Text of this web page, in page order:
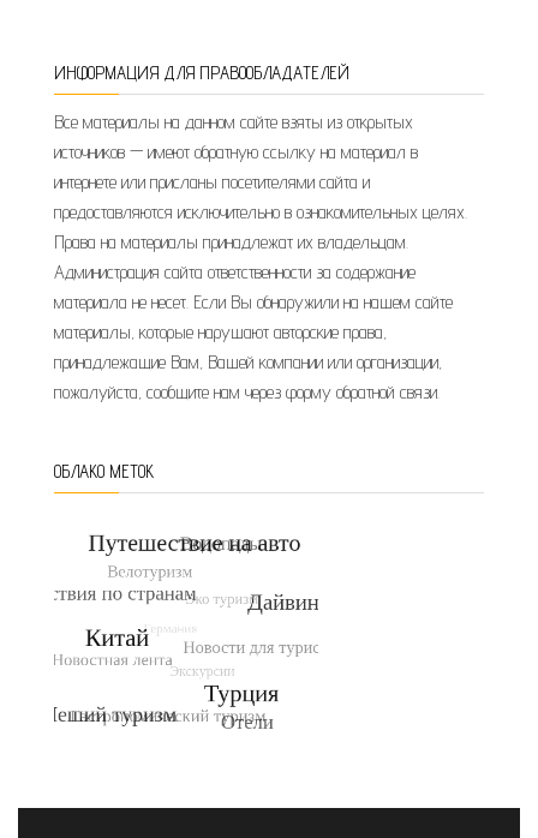
ИНФОРМАЦИЯ ДЛЯ ПРАВООБЛАДАТЕЛЕЙ
Все материалы на данном сайте взяты из открытых
источников — имеют обратную ссылку на материал в
интернете или присланы посетителями сайта и
предоставляются исключительно в ознакомительных целях.
Права на материалы принадлежат их владельцам.
Администрация сайта ответственности за содержание
материала не несет. Если Вы обнаружили на нашем сайте
материалы, которые нарушают авторские права,
принадлежащие Вам, Вашей компании или организации,
пожалуйста, сообщите нам через форму обратной связи.
ОБЛАКО МЕТОК